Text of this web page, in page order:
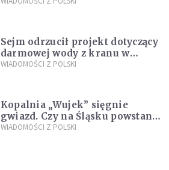
Sejm odrzucił projekt dotyczący
darmowej wody z kranu w
restauracjach
WIADOMOŚCI Z POLSKI
Kopalnia „Wujek” sięgnie
gwiazd. Czy na Śląsku powstanie
„Dolina Krzemowa”?
WIADOMOŚCI Z POLSKI